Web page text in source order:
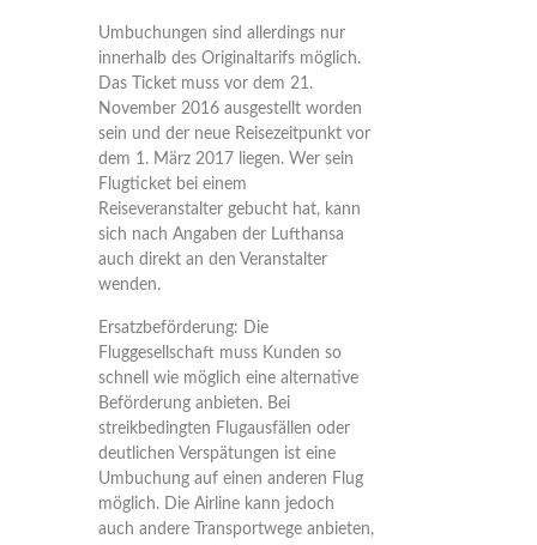
Umbuchungen sind allerdings nur
innerhalb des Originaltarifs möglich.
Das Ticket muss vor dem 21.
November 2016 ausgestellt worden
sein und der neue Reisezeitpunkt vor
dem 1. März 2017 liegen. Wer sein
Flugticket bei einem
Reiseveranstalter gebucht hat, kann
sich nach Angaben der Lufthansa
auch direkt an den Veranstalter
wenden.
Ersatzbeförderung: Die
Fluggesellschaft muss Kunden so
schnell wie möglich eine alternative
Beförderung anbieten. Bei
streikbedingten Flugausfällen oder
deutlichen Verspätungen ist eine
Umbuchung auf einen anderen Flug
möglich. Die Airline kann jedoch
auch andere Transportwege anbieten,